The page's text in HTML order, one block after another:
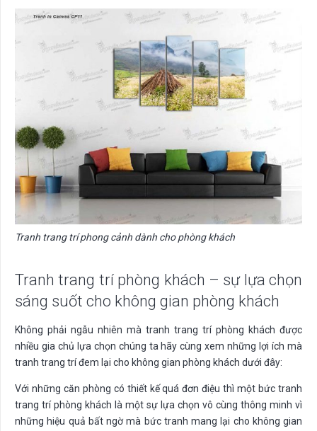
Tranh trang trí phong cảnh dành cho phòng khách
Tranh trang trí phòng khách – sự lựa chọn
sáng suốt cho không gian phòng khách
Không phải ngẫu nhiên mà tranh trang trí phòng khách được
nhiều gia chủ lựa chọn chúng ta hãy cùng xem những lợi ích mà
tranh trang trí đem lại cho không gian phòng khách dưới đây:
Với những căn phòng có thiết kế quá đơn điệu thì một bức tranh
trang trí phòng khách là một sự lựa chọn vô cùng thông minh vì
những hiệu quả bất ngờ mà bức tranh mang lại cho không gian